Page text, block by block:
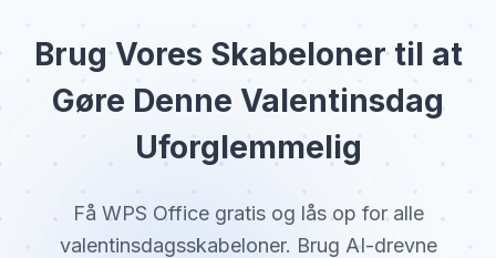
Brug Vores Skabeloner til at
Gøre Denne Valentinsdag
Uforglemmelig
Få WPS Office gratis og lås op for alle
valentinsdagsskabeloner. Brug AI-drevne